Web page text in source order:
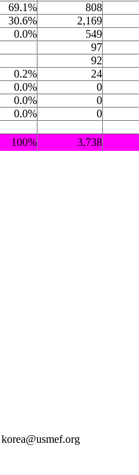
69.1% 808
30.6% 2,169
0.0% 549
97
92
0.2% 24
0.0% 0
0.0% 0
0.0% 0
100% 3,738